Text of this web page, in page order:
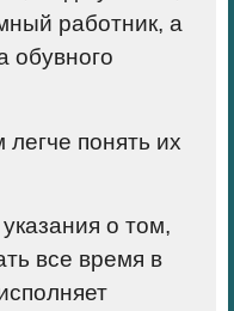
работник, а
обувного
понять их
о том,
все время в